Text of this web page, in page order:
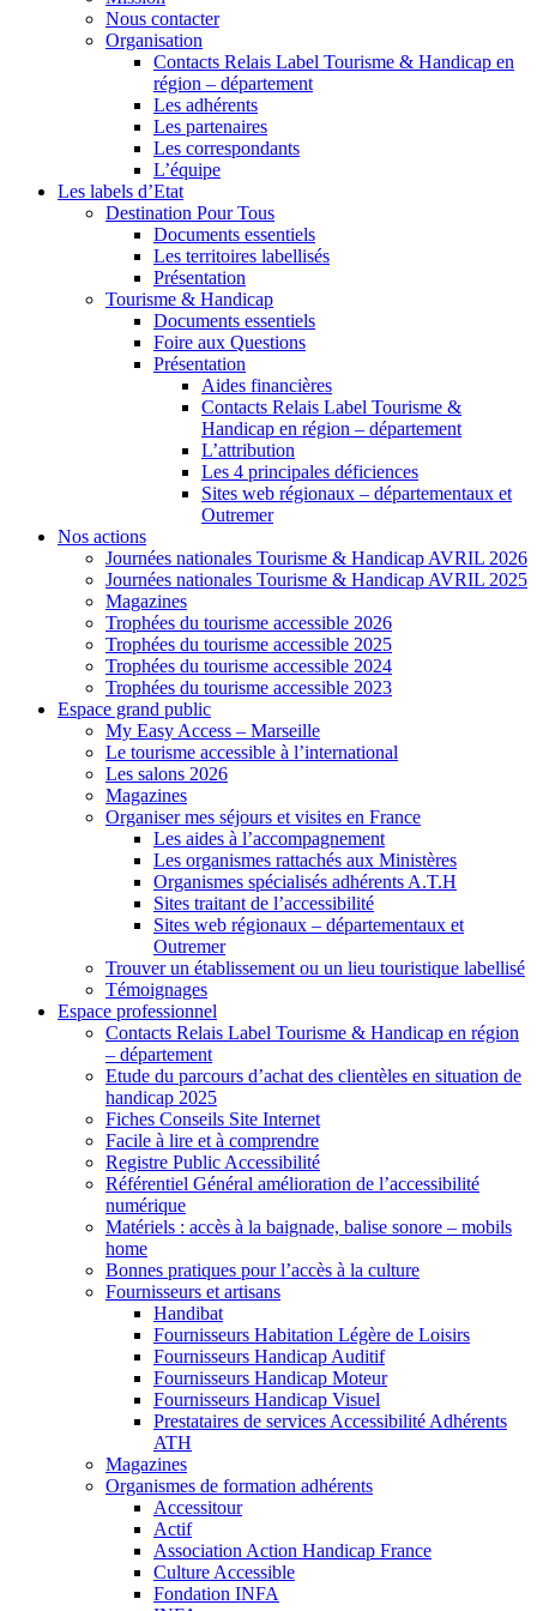
Nous contacter
Organisation
Contacts Relais Label Tourisme & Handicap en
région – département
Les adhérents
Les partenaires
Les correspondants
L’équipe
Les labels d’Etat
Destination Pour Tous
Documents essentiels
Les territoires labellisés
Présentation
Tourisme & Handicap
Documents essentiels
Foire aux Questions
Présentation
Aides financières
Contacts Relais Label Tourisme &
Handicap en région – département
L’attribution
Les 4 principales déficiences
Sites web régionaux – départementaux et
Outremer
Nos actions
Journées nationales Tourisme & Handicap AVRIL 2026
Journées nationales Tourisme & Handicap AVRIL 2025
Magazines
Trophées du tourisme accessible 2026
Trophées du tourisme accessible 2025
Trophées du tourisme accessible 2024
Trophées du tourisme accessible 2023
Espace grand public
My Easy Access – Marseille
Le tourisme accessible à l’international
Les salons 2026
Magazines
Organiser mes séjours et visites en France
Les aides à l’accompagnement
Les organismes rattachés aux Ministères
Organismes spécialisés adhérents A.T.H
Sites traitant de l’accessibilité
Sites web régionaux – départementaux et
Outremer
Trouver un établissement ou un lieu touristique labellisé
Témoignages
Espace professionnel
Contacts Relais Label Tourisme & Handicap en région
– département
Etude du parcours d’achat des clientèles en situation de
handicap 2025
Fiches Conseils Site Internet
Facile à lire et à comprendre
Registre Public Accessibilité
Référentiel Général amélioration de l’accessibilité
numérique
Matériels : accès à la baignade, balise sonore – mobils
home
Bonnes pratiques pour l’accès à la culture
Fournisseurs et artisans
Handibat
Fournisseurs Habitation Légère de Loisirs
Fournisseurs Handicap Auditif
Fournisseurs Handicap Moteur
Fournisseurs Handicap Visuel
Prestataires de services Accessibilité Adhérents
ATH
Magazines
Organismes de formation adhérents
Accessitour
Actif
Association Action Handicap France
Culture Accessible
Fondation INFA